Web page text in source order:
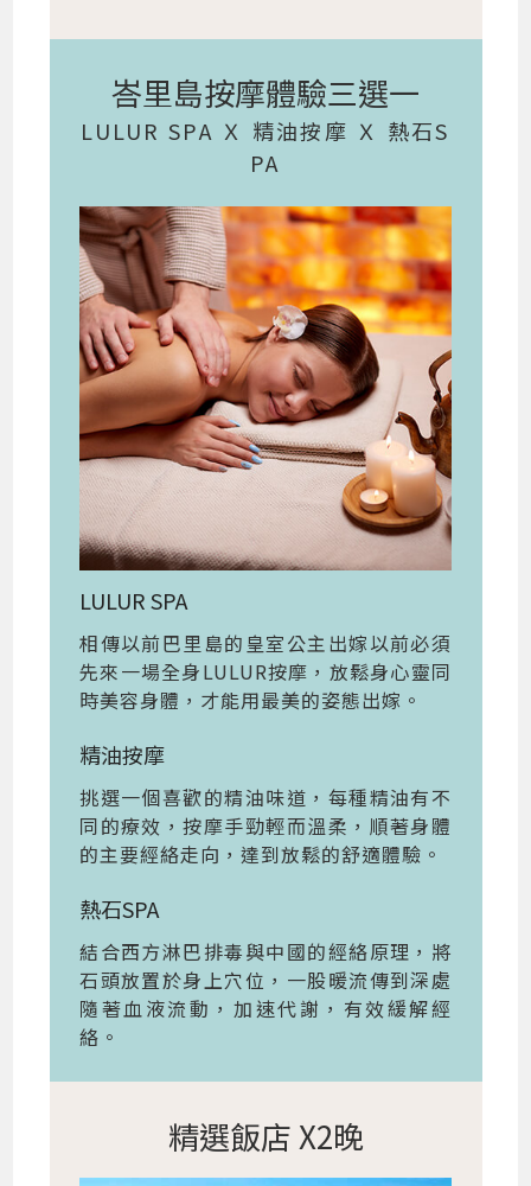
峇里島按摩體驗三選一
LULUR SPA Ｘ 精油按摩 Ｘ 熱石S
PA
LULUR SPA
相傳以前巴里島的皇室公主出嫁以前必須
先來一場全身LULUR按摩，放鬆身心靈同
時美容身體，才能用最美的姿態出嫁。
精油按摩
挑選一個喜歡的精油味道，每種精油有不
同的療效，按摩手勁輕而溫柔，順著身體
的主要經絡走向，達到放鬆的舒適體驗。
熱石SPA
結合西方淋巴排毒與中國的經絡原理，將
石頭放置於身上穴位，一股暖流傳到深處
隨著血液流動，加速代謝，有效緩解經
絡。
精選飯店 X2晚